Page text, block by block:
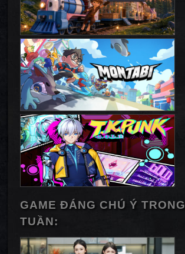
GAME ĐÁNG CHÚ Ý TRONG
TUẦN: